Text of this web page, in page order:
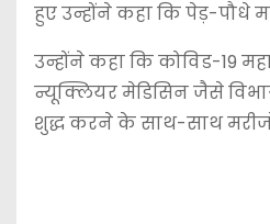
हुए उन्होंने कहा कि पेड़-
उन्होंने कहा कि कोविड-19
न्यूक्लियर मेडिसिन जैसे
शुद्ध करने के साथ-साथ मरीजों,